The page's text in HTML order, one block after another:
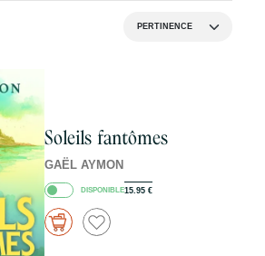
Soleils fantômes
GAËL AYMON
DISPONIBLE15.95 €